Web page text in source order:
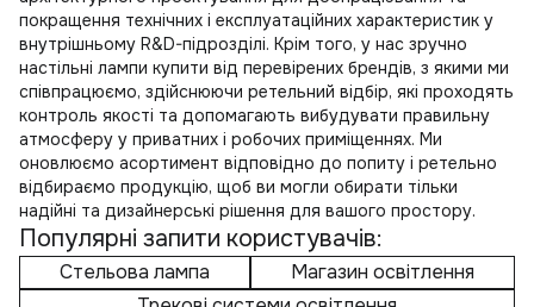
покращення технічних і експлуатаційних характеристик у
внутрішньому R&D-підрозділі. Крім того, у нас зручно
настільні лампи купити від перевірених брендів, з якими ми
співпрацюємо, здійснюючи ретельний відбір, які проходять
контроль якості та допомагають вибудувати правильну
атмосферу у приватних і робочих приміщеннях. Ми
оновлюємо асортимент відповідно до попиту і ретельно
відбираємо продукцію, щоб ви могли обирати тільки
надійні та дизайнерські рішення для вашого простору.
Популярні запити користувачів:
Стельова лампа
Магазин освітлення